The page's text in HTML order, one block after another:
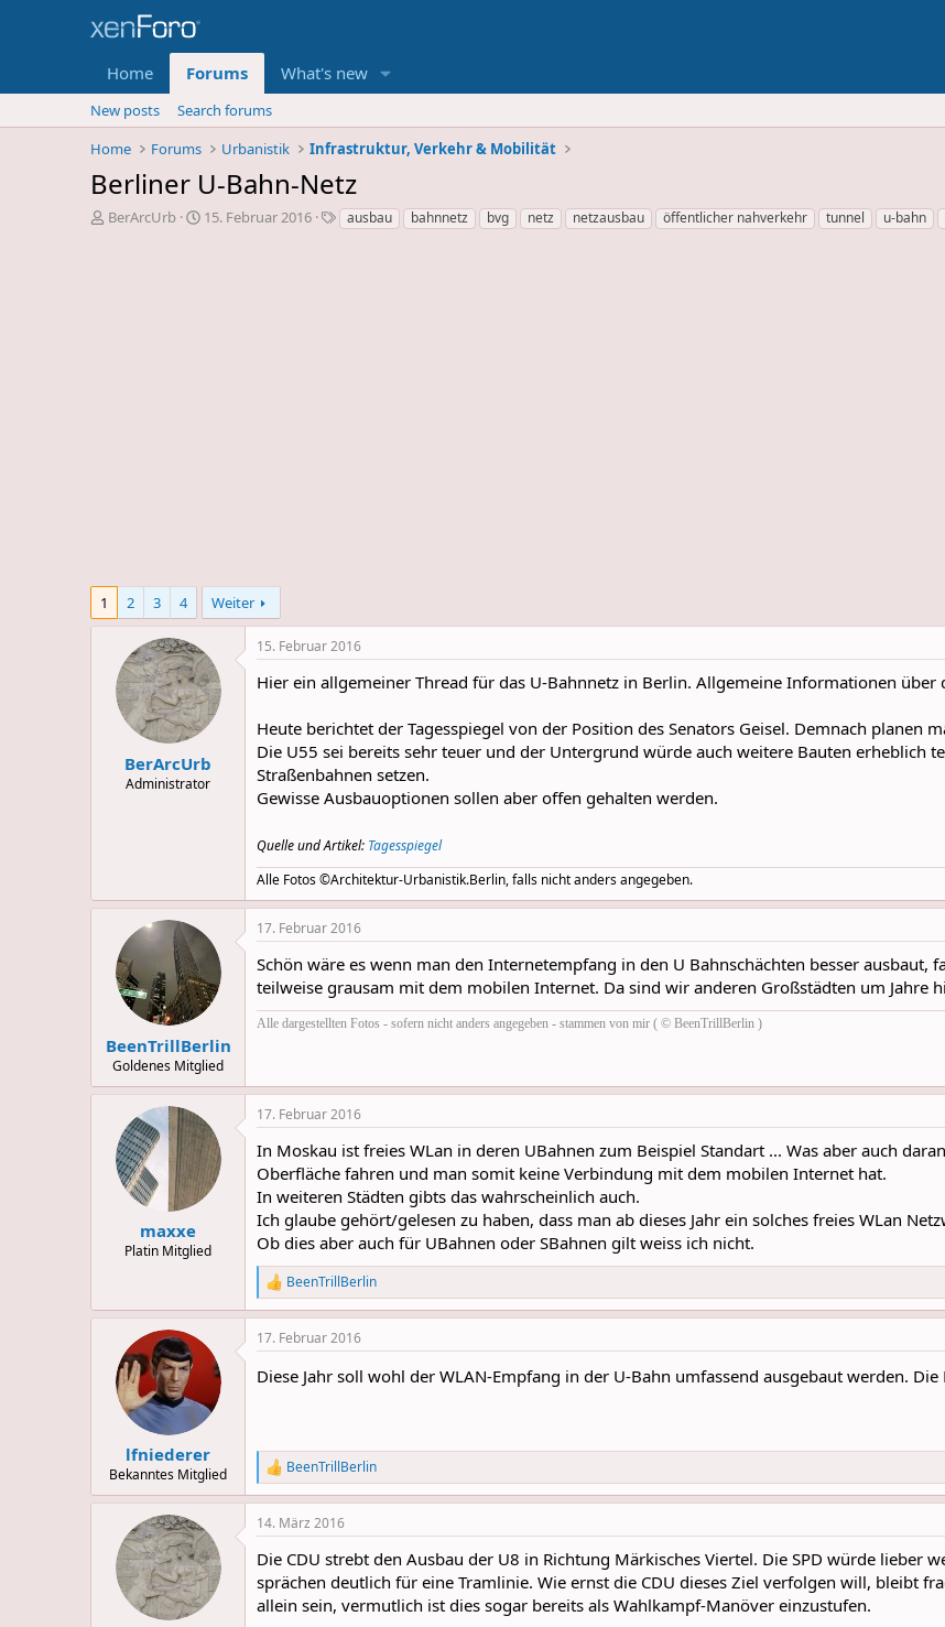
Home Forums What's new
New posts
Search forums
Home
Forums Urbanistik Infrastruktur, Verkehr & Mobilität
Berliner U-Bahn-Netz
E
BerArcUrb
E15. Februar 2016
S
c
ausbau bahnnetz bvg netz netzausbau öffentlicher nahverkehr tunnel u-bahn
1 2 3 4 Weiter
BerArcUrb
Administrator
15. Februar 2016
Hier ein allgemeiner Thread für das U-Bahnnetz in Berlin. Allgemeine Informationen über
Heute berichtet der Tagesspiegel von der Position des Senators Geisel. Demnach planen
Die U55 sei bereits sehr teuer und der Untergrund würde auch weitere Bauten erheblich
Straßenbahnen setzen.
Gewisse Ausbauoptionen sollen aber offen gehalten werden.
Quelle und Artikel: Tagesspiegel
Alle Fotos ©Architektur-Urbanistik.Berlin, falls nicht anders angegeben.
BeenTrillBerlin
Goldenes Mitglied
17. Februar 2016
Schön wäre es wenn man den Internetempfang in den U Bahnschächten besser ausbaut,
teilweise grausam mit dem mobilen Internet. Da sind wir anderen Großstädten um Jahre
Alle dargestellten Fotos - sofern nicht anders angegeben - stammen von mir ( © BeenTrillBerlin )
maxxe
Platin Mitglied
17. Februar 2016
In Moskau ist freies WLan in deren UBahnen zum Beispiel Standart ... Was aber auch
Oberfläche fahren und man somit keine Verbindung mit dem mobilen Internet hat.
In weiteren Städten gibts das wahrscheinlich auch.
Ich glaube gehört/gelesen zu haben, dass man ab dieses Jahr ein solches freies WLan
Ob dies aber auch für UBahnen oder SBahnen gilt weiss ich nicht.
R
e
a
c
i
:
BeenTrillBerlin
lfniederer
Bekanntes Mitglied
17. Februar 2016
Diese Jahr soll wohl der WLAN-Empfang in der U-Bahn umfassend ausgebaut werden.
R
e
a
c
i
o
n
s
BeenTrillBerlin
14. März 2016
Die CDU strebt den Ausbau der U8 in Richtung Märkisches Viertel. Die SPD würde lieber
sprächen deutlich für eine Tramlinie. Wie ernst die CDU dieses Ziel verfolgen will, bleibt
allein sein, vermutlich ist dies sogar bereits als Wahlkampf-Manöver einzustufen.